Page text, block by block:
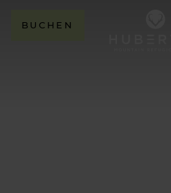
BUCHEN